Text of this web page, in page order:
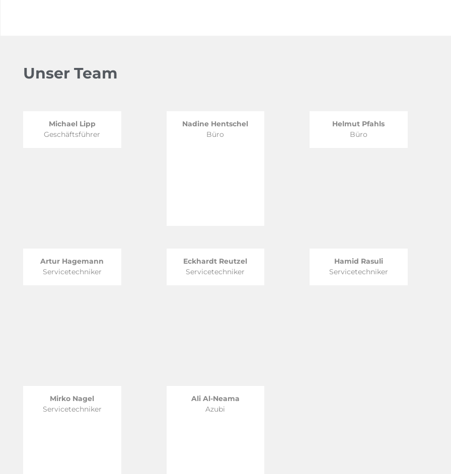
Unser Team
Michael Lipp
Geschäftsführer
Nadine Hentschel
Büro
Helmut Pfahls
Büro
Artur Hagemann
Servicetechniker
Eckhardt Reutzel
Servicetechniker
Hamid Rasuli
Servicetechniker
Mirko Nagel
Servicetechniker
Ali Al-Neama
Azubi